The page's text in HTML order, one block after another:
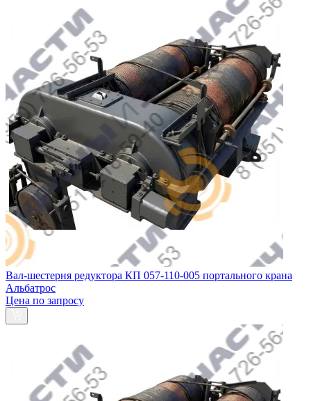
Вал-шестерня редуктора КП 057-110-005 портального крана
Альбатрос
Цена по запросу